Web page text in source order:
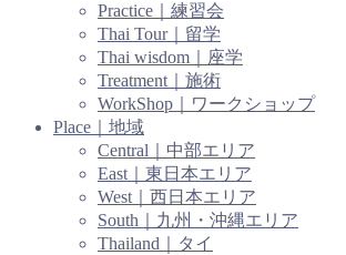
Practice｜練習会
Thai Tour｜留学
Thai wisdom｜座学
Treatment｜施術
WorkShop｜ワークショップ
Place｜地域
Central｜中部エリア
East｜東日本エリア
West｜西日本エリア
South｜九州・沖縄エリア
Thailand｜タイ